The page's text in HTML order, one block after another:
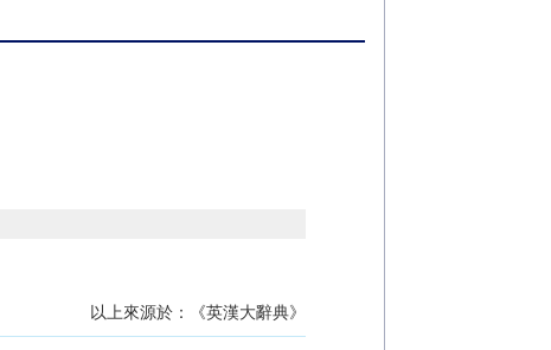
以上來源於：《英漢大辭典》